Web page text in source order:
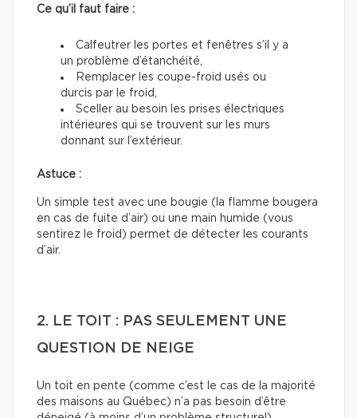
Ce qu’il faut faire :
Calfeutrer les portes et fenêtres s’il y a
un problème d’étanchéité,
Remplacer les coupe-froid usés ou
durcis par le froid,
Sceller au besoin les prises électriques
intérieures qui se trouvent sur les murs
donnant sur l’extérieur.
Astuce :
Un simple test avec une bougie (la flamme bougera
en cas de fuite d’air) ou une main humide (vous
sentirez le froid) permet de détecter les courants
d’air.
2. LE TOIT : PAS SEULEMENT UNE
QUESTION DE NEIGE
Un toit en pente (comme c’est le cas de la majorité
des maisons au Québec) n’a pas besoin d’être